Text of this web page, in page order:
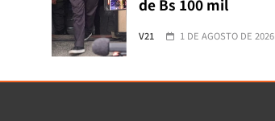
de Bs 100 mil
V21 1 DE AGOSTO DE 2026